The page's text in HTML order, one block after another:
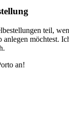
teil,
anlegen möchtest.
an!